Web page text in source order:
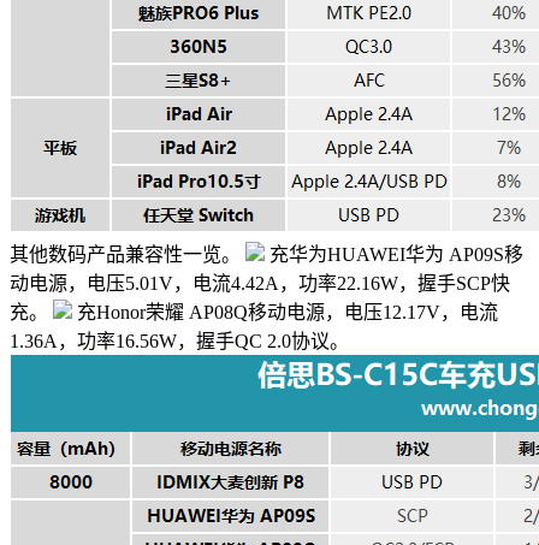
其他数码产品兼容性一览。
充华为HUAWEI华为 AP09S移
动电源，电压5.01V，电流4.42A，功率22.16W，握手SCP快
充。
充Honor荣耀 AP08Q移动电源，电压12.17V，电流
1.36A，功率16.56W，握手QC 2.0协议。